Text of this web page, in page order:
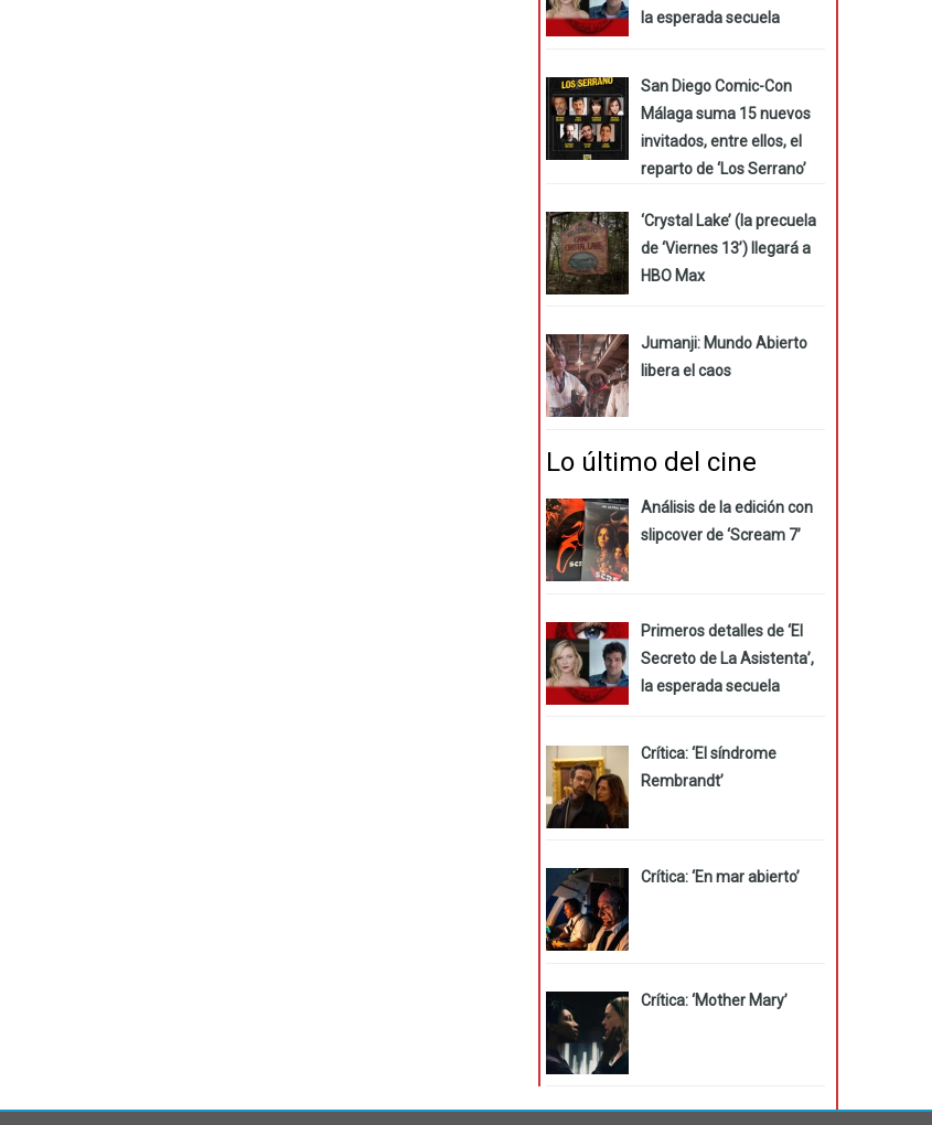
la esperada secuela
San Diego Comic-Con
Málaga suma 15 nuevos
invitados, entre ellos, el
reparto de ‘Los Serrano’
‘Crystal Lake’ (la precuela
de ‘Viernes 13’) llegará a
HBO Max
Jumanji: Mundo Abierto
libera el caos
Lo último del cine
Análisis de la edición con
slipcover de ‘Scream 7’
Primeros detalles de ‘El
Secreto de La Asistenta’,
la esperada secuela
Crítica: ‘El síndrome
Rembrandt’
Crítica: ‘En mar abierto’
Crítica: ‘Mother Mary’